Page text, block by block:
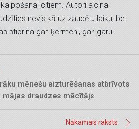
citiem. Autori aicina
nevis kā uz zaudētu laiku, bet
stiprina gan ķermeni, gan garu.
mēnešu aizturēšanas atbrīvots
mājas draudzes mācītājs
Nākamais raksts